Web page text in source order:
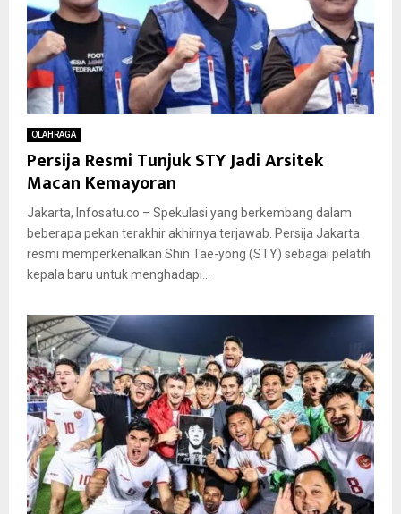
OLAHRAGA
Persija Resmi Tunjuk STY Jadi Arsitek
Macan Kemayoran
Jakarta, Infosatu.co – Spekulasi yang berkembang dalam
beberapa pekan terakhir akhirnya terjawab. Persija Jakarta
resmi memperkenalkan Shin Tae-yong (STY) sebagai pelatih
kepala baru untuk menghadapi...